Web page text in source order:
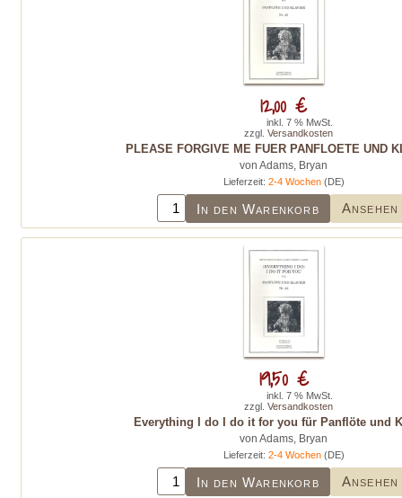
PLEASE FORGIVE ME FUER PANFLOETE UND
von Adams, Bryan
Lieferzeit: 2-4 Wochen(DE)
In den Warenkorb Ansehen
12,00 €
inkl. 7 % MwSt.
zzgl. Versandkosten
Everything I do I do it for you für Panflöte und
von Adams, Bryan
Lieferzeit: 2-4 Wochen(DE)
In den Warenkorb Ansehen
19,50 €
inkl. 7 % MwSt.
zzgl. Versandkosten